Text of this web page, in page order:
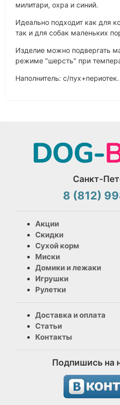
милитари, охра и синий.
Идеально подходит как для
так и для собак маленьких
Изделие можно подвергать
режиме "шерсть" при
Наполнитель: с/пух+периотек.
Санкт-
8 (812)
Акции
Скидки
Сухой корм
Миски
Домики и лежаки
Игрушки
Рулетки
Доставка и оплата
Статьи
Контакты
Подпишись на